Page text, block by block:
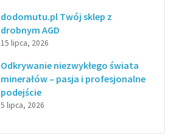
dodomutu.pl Twój sklep z
drobnym AGD
15 lipca, 2026
Odkrywanie niezwykłego świata
minerałów – pasja i profesjonalne
podejście
5 lipca, 2026